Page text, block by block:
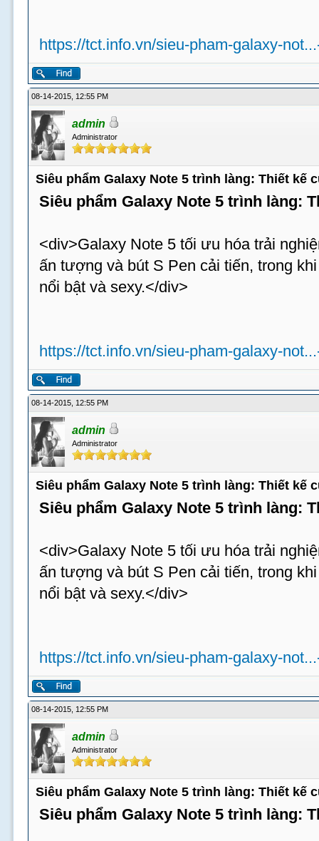
https://tct.info.vn/sieu-pham-galaxy-
08-14-2015, 12:55 PM
admin
Administrator
Siêu phẩm Galaxy Note 5 trình làng: Thiết kế
Siêu phẩm Galaxy Note 5 trình làng:
<div>Galaxy Note 5 tối ưu hóa trải
ấn tượng và bút S Pen cải tiến, trong
nổi bật và sexy.</div>
https://tct.info.vn/sieu-pham-galaxy-
08-14-2015, 12:55 PM
admin
Administrator
Siêu phẩm Galaxy Note 5 trình làng: Thiết kế
Siêu phẩm Galaxy Note 5 trình làng:
<div>Galaxy Note 5 tối ưu hóa trải
ấn tượng và bút S Pen cải tiến, trong
nổi bật và sexy.</div>
https://tct.info.vn/sieu-pham-galaxy-
08-14-2015, 12:55 PM
admin
Administrator
Siêu phẩm Galaxy Note 5 trình làng: Thiết kế
Siêu phẩm Galaxy Note 5 trình làng: